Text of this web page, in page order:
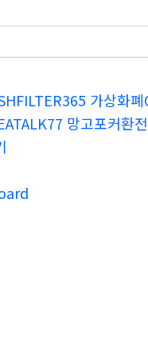
가상화
망고포커환